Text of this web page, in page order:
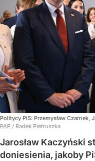
Politycy PiS: Przemysław Czarnek,
PAP / Radek Pietruszka
Jarosław Kaczyński
doniesienia, jakoby